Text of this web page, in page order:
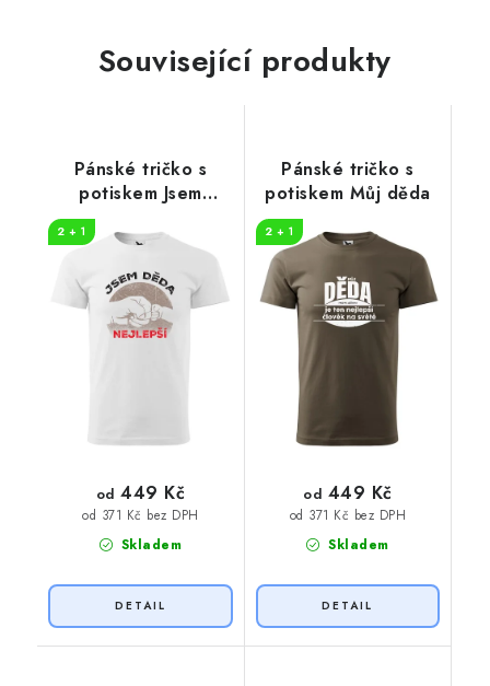
Související produkty
Pánské tričko s
potiskem Jsem
nejlepší děda
2 + 1
Skladem
od 371 Kč bez DPH
od 449 Kč
Pánské tričko s
potiskem Můj děda
2 + 1
Skladem
od 371 Kč bez DPH
od 449 Kč